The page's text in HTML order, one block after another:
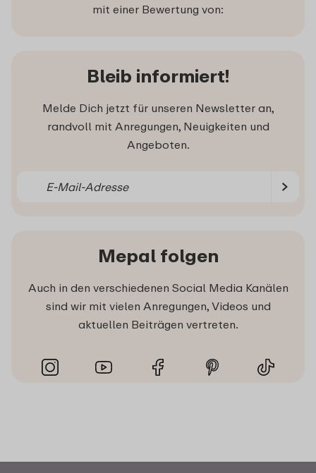
mit einer Bewertung von:
Bleib informiert!
Melde Dich jetzt für unseren Newsletter an,
randvoll mit Anregungen, Neuigkeiten und
Angeboten.
Mepal folgen
Auch in den verschiedenen Social Media Kanälen
sind wir mit vielen Anregungen, Videos und
aktuellen Beiträgen vertreten.